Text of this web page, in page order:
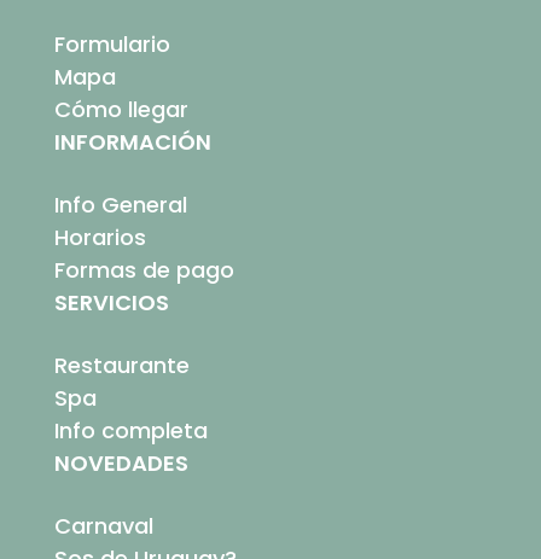
Formulario
Mapa
Cómo llegar
INFORMACIÓN
Info General
Horarios
Formas de pago
SERVICIOS
Restaurante
Spa
Info completa
NOVEDADES
Carnaval